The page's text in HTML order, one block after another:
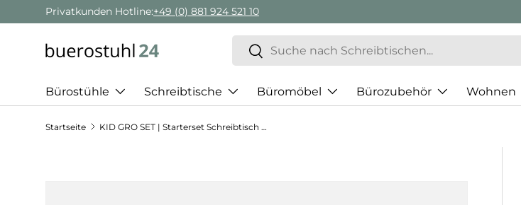
Direkt zum Inhalt
Geschäftskunden Beratung:+ 49 (0) 881 924 521 22
Suchen
Suchen
Bürostühle Schreibtische Büromöbel Bürozubehör Wohnen
Startseite KID GRO SET | Starterset Schreibtisch - Kinderstuhl